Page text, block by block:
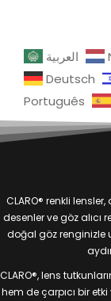
العربية
Deutsch
Português
CLARO® renkli
desenler ve göz alıcı
doğal göz renginizle
CLARO®, lens
hem de çarpıcı bir